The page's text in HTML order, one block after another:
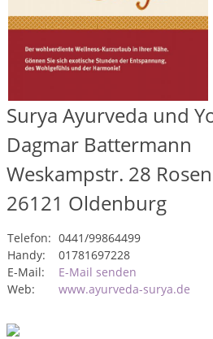
Surya Ayurveda und
Dagmar Battermann
Weskampstr. 28
26121 Oldenburg
Telefon: 0441/99864499
Handy:
01781697228
E-Mail:
E-Mail senden
Web:
www.ayurveda-surya.de